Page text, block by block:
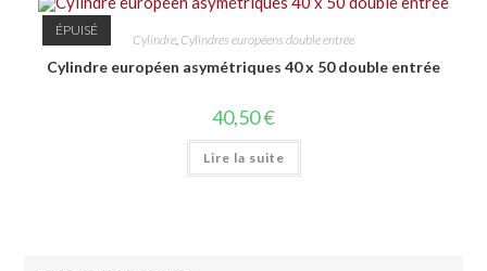
ÉPUISÉ
Cylindre, Cylindres européens double entrée
Cylindre européen asymétriques 40 x 50 double entrée
40,50€
Lire la suite